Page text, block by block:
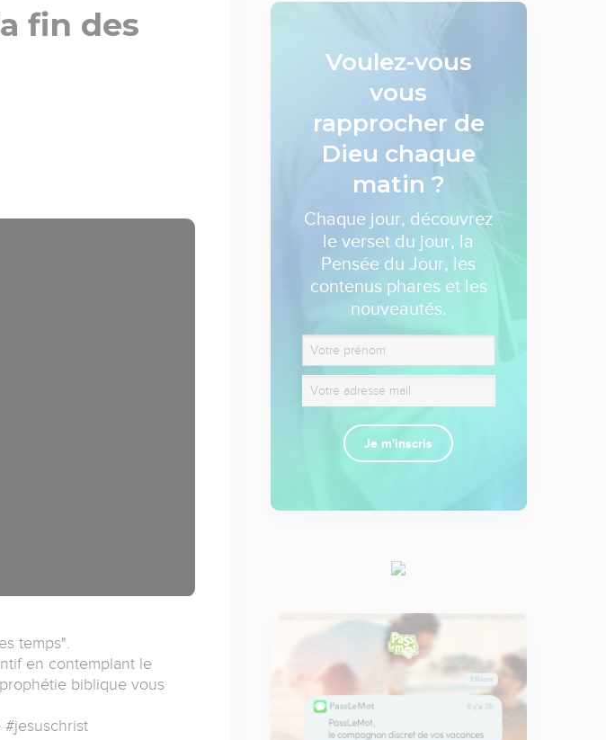
fin des
temps".
en contemplant le
biblique vous
Voulez-vous
vous
rapprocher de
Dieu chaque
matin ?
Chaque jour, découvrez
le verset du jour, la
Pensée du Jour, les
contenus phares et les
nouveautés.
Je m'inscris